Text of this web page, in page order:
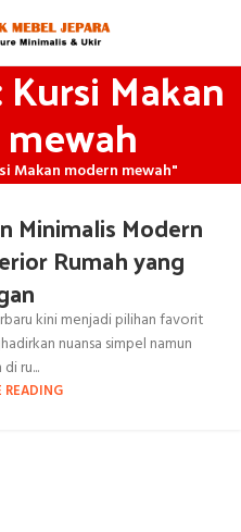
Makan
Makan modern mewah"
Minimalis Modern
Rumah yang
kini menjadi pilihan favorit
nuansa simpel namun
ru...